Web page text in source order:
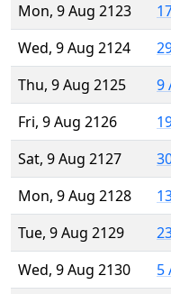
Mon, 9 Aug 2123
Wed, 9 Aug 2124
Thu, 9 Aug 2125
9
Fri, 9 Aug 2126
Sat, 9 Aug 2127
Mon, 9 Aug 2128
Tue, 9 Aug 2129
Wed, 9 Aug 2130
5